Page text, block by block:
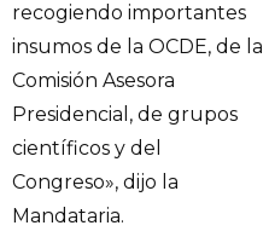
recogiendo importantes
insumos de la OCDE, de la
Comisión Asesora
Presidencial, de grupos
científicos y del
Congreso», dijo la
Mandataria.